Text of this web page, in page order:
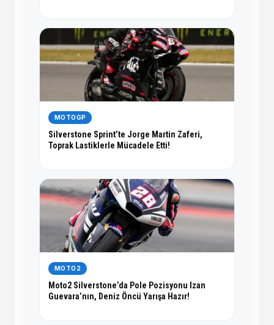
MOTOGP
Silverstone Sprint’te Jorge Martin Zaferi,
Toprak Lastiklerle Mücadele Etti!
MOTO2
Moto2 Silverstone’da Pole Pozisyonu Izan
Guevara’nın, Deniz Öncü Yarışa Hazır!